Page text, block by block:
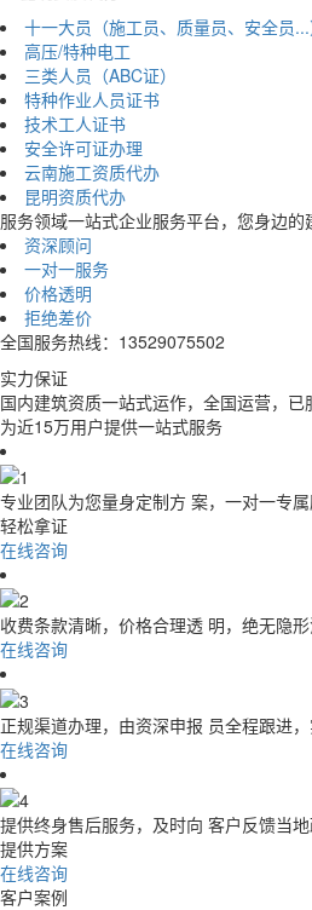
十一大员（施工员、质量员、安全员...
高压/特种电工
三类人员（ABC证）
特种作业人员证书
技术工人证书
安全许可证办理
云南施工资质代办
昆明资质代办
服务领域一站式企业服务平台，您身边的
资深顾问
一对一服务
价格透明
拒绝差价
全国服务热线：13529075502
实力保证
国内建筑资质一站式运作，全国运营，已
为近15万用户提供一站式服务
专业团队为您量身定制方 案，一对一专
轻松拿证
在线咨询
收费条款清晰，价格合理透 明，绝无隐
在线咨询
正规渠道办理，由资深申报 员全程跟进
在线咨询
提供终身售后服务，及时向 客户反馈当
提供方案
在线咨询
客户案例